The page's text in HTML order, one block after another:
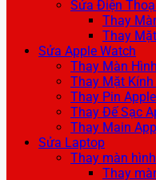
Sửa Điện
Thay
Thay
Sửa Apple Watch
Thay Màn
Thay Mặt
Thay Pin
Thay Đế Sạc
Thay Main
Sửa Laptop
Thay màn
Thay